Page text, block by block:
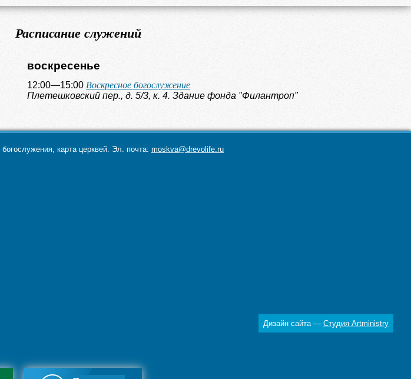
Расписание служений
воскресенье
12:00—15:00 Воскресное богослужение
Плетешковский пер., д. 5/3, к. 4. Здание фонда "Филантроп"
карта церквей. Эл. почта: moskva@drevolife.ru
Дизайн сайта — Студия Artministry